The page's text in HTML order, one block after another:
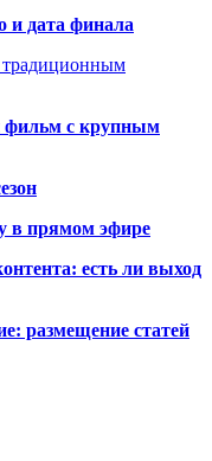
и дата финала
традиционным
фильм с крупным
в прямом эфире
есть ли выход
размещение статей